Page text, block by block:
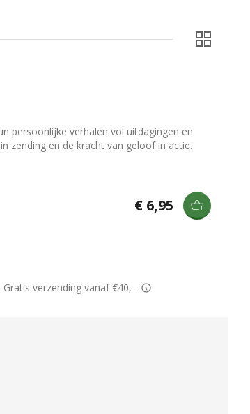
persoonlijke verhalen vol uitdagingen en
zending en de kracht van geloof in actie.
€ 6,95
Gratis verzending vanaf €40,-